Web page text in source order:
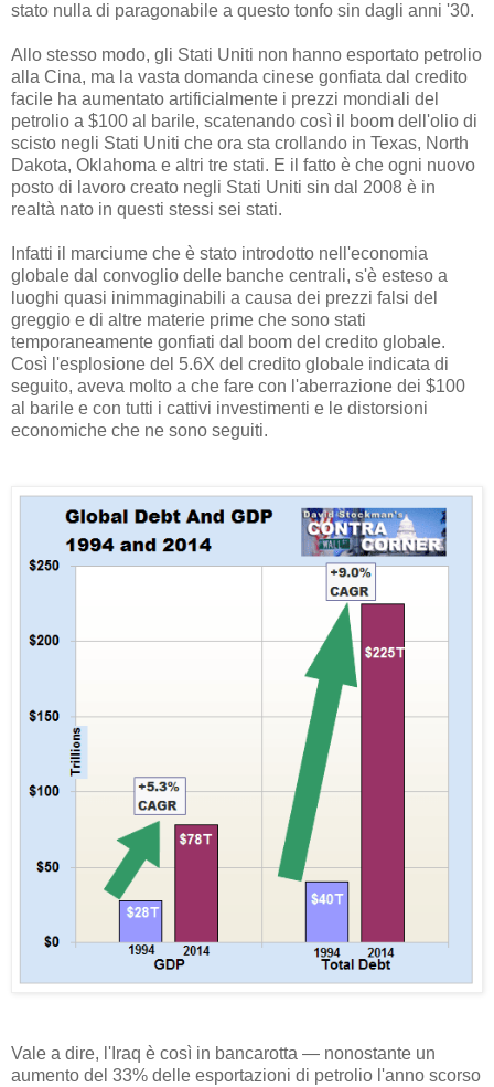
stato nulla di paragonabile a questo tonfo sin dagli anni '30.
Allo stesso modo, gli Stati Uniti non hanno esportato petrolio
alla Cina, ma la vasta domanda cinese gonfiata dal credito
facile ha aumentato artificialmente i prezzi mondiali del
petrolio a $100 al barile, scatenando così il boom dell'olio di
scisto negli Stati Uniti che ora sta crollando in Texas, North
Dakota, Oklahoma e altri tre stati. E il fatto è che ogni nuovo
posto di lavoro creato negli Stati Uniti sin dal 2008 è in
realtà nato in questi stessi sei stati.
Infatti il marciume che è stato introdotto nell'economia
globale dal convoglio delle banche centrali, s'è esteso a
luoghi quasi inimmaginabili a causa dei prezzi falsi del
greggio e di altre materie prime che sono stati
temporaneamente gonfiati dal boom del credito globale.
Così l'esplosione del 5.6X del credito globale indicata di
seguito, aveva molto a che fare con l'aberrazione dei $100
al barile e con tutti i cattivi investimenti e le distorsioni
economiche che ne sono seguiti.
Vale a dire, l'Iraq è così in bancarotta — nonostante un
aumento del 33% delle esportazioni di petrolio l'anno scorso